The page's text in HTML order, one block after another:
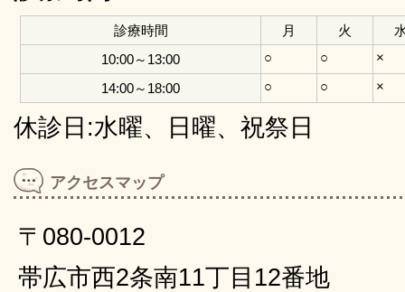
診療時間 月 火
10:00～13:00
○ ○
×
14:00～18:00
○ ○ ×
休診日:水曜、日曜、祝祭日
アクセスマップ
〒080-0012
帯広市西2条南11丁目12番地